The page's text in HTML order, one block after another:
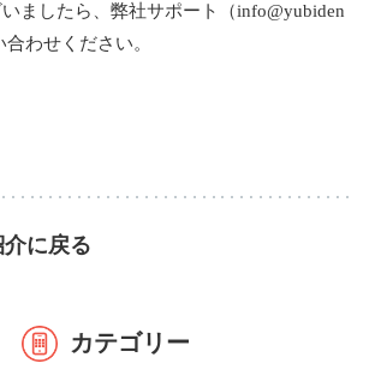
ましたら、弊社サポート（info@yubiden
わせください。
に戻る
カテゴリー